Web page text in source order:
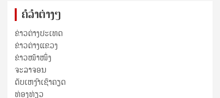
ຄໍລຳຕ່າງໆ
ຂ່າວຕ່າງປະເທດ
ຂ່າວ​ຕ່າງ​ແຂວງ
ຂ່າວໜ້າໜຶ່ງ
ຈະລາຈອນ
ດັບເຫງົາເຊົາຄຽດ
ທ່ອງທ່ຽວ